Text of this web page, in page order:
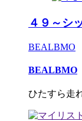
４９～シ
BEALBMO
BEALBMO
ひたすら走